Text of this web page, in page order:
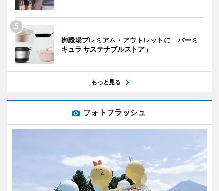
御殿場プレミアム・アウトレットに「バーミ
キュラ サステナブルストア」
もっと見る
フォトフラッシュ